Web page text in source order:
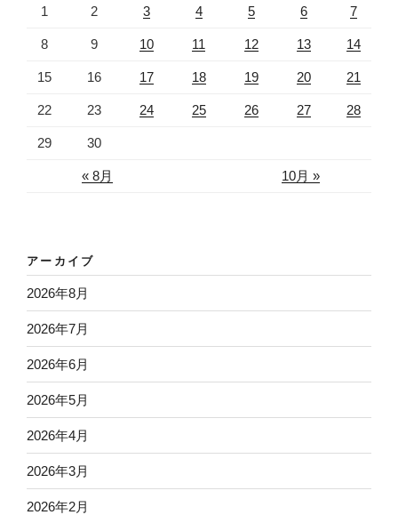
« 8月 10月 »
1 2 3 4 5 6 7
8 9 10 11 12 13 14
15 16 17 18 19 20 21
22 23 24 25 26 27 28
29 30
アーカイブ
2026年8月
2026年7月
2026年6月
2026年5月
2026年4月
2026年3月
2026年2月